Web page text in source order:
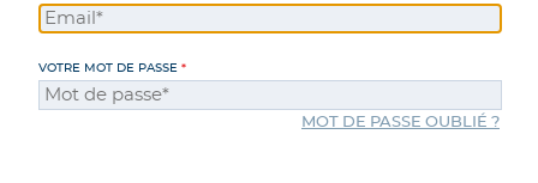
VOTRE MOT DE PASSE
MOT DE PASSE OUBLIÉ ?